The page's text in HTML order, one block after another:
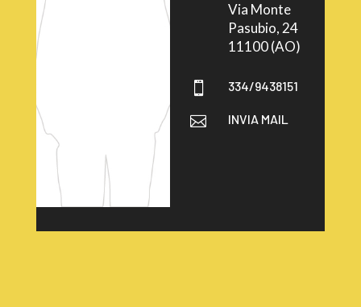
Via Monte
Pasubio, 24
11100 (AO)
 334/9438151
 INVIA MAIL